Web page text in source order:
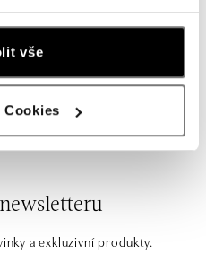
vše
Cookies
se nachází v rohovém
pasáže u eskalátorů
a exkluzivní produkty.